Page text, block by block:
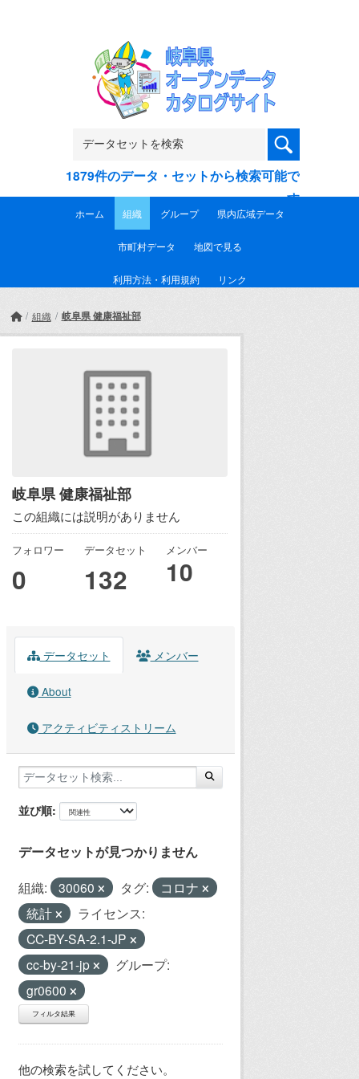
1879件のデータ・セットから検索可能で
す
ホーム 組織 グループ 県内広域データ
市町村データ 地図で見る
利用方法・利用規約 リンク
組織 岐阜県 健康福祉部
岐阜県 健康福祉部
この組織には説明がありません
フォロワー
0
データセット
132
メンバー
10
データセット メンバー
About
アクティビティストリーム
並び順
データセットが見つかりません
組織: 30060 タグ:
コロナ
統計
ライセンス:
CC-BY-SA-2.1-JP
cc-by-21-jp
グループ:
gr0600
フィルタ結果
他の検索を試してください。